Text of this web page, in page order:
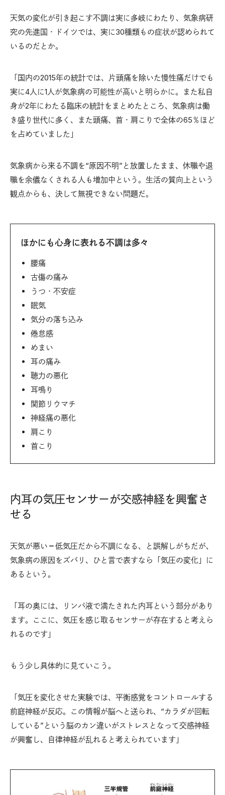
天気の変化が引き起こす不調は実に多岐にわたり、気象病研
究の先進国・ドイツでは、実に30種類もの症状が認められて
いるのだとか。
「国内の2015年の統計では、片頭痛を除いた慢性痛だけでも
実に4人に1人が気象病の可能性が高いと明らかに。また私自
身が2年にわたる臨床の統計をまとめたところ、気象病は働
き盛り世代に多く、また頭痛、首・肩こりで全体の65％ほど
を占めていました」
気象病から来る不調を“原因不明”と放置したまま、休職や退
職を余儀なくされる人も増加中という。生活の質向上という
観点からも、決して無視できない問題だ。
ほかにも心身に表れる不調は多々
腰痛
古傷の痛み
うつ・不安症
眠気
気分の落ち込み
倦怠感
めまい
耳の痛み
聴力の悪化
耳鳴り
関節リウマチ
神経痛の悪化
肩こり
首こり
内耳の気圧センサーが交感神経を興奮さ
せる
天気が悪い＝低気圧だから不調になる、と誤解しがちだが、
気象病の原因をズバリ、ひと言で表すなら「気圧の変化」に
あるという。
「耳の奥には、リンパ液で満たされた内耳という部分があり
ます。ここに、気圧を感じ取るセンサーが存在すると考えら
れるのです」
もう少し具体的に見ていこう。
「気圧を変化させた実験では、平衡感覚をコントロールする
前庭神経が反応。この情報が脳へと送られ、“カラダが回転
している”という脳のカン違いがストレスとなって交感神経
が興奮し、自律神経が乱れると考えられています」